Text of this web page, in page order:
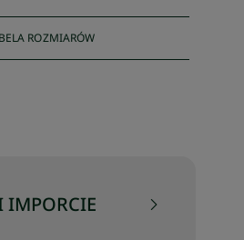
ROZMIARÓW
IMPORCIE